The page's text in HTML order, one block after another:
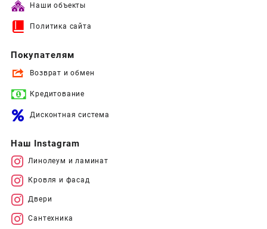
Наши объекты
Политика сайта
Покупателям
Возврат и обмен
Кредитование
Дисконтная система
Наш Instagram
Линолеум и ламинат
Кровля и фасад
Двери
Сантехника